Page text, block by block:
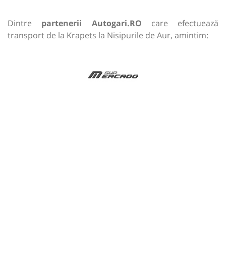
Dintre partenerii Autogari.RO care efectuează
transport de la Krapets la Nisipurile de Aur, amintim: